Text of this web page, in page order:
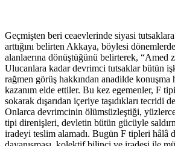
Geçmişten beri ceaevlerinde siyasi
arttığını belirten Akkaya, böylesi
alanlaerına dönüştüğünü belirterek, “Amed
Ulucanlara kadar devrimci tutsaklar bütün
rağmen görüş hakkından anadilde konuşma
kazanım elde ettiler. Bu kez egemenler, F
sokarak dışarıdan içeriye taşıdıkları tecridi
Onlarca devrimcinin ölümsüzleştiği,
tipi direnişleri, devletin bütün gücüyle
iradeyi teslim alamadı. Bugün F tipleri hâlâ